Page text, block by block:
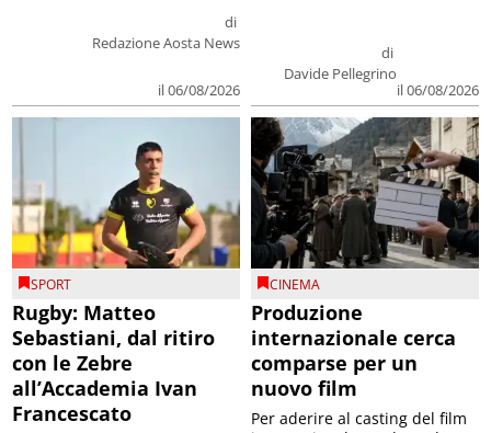
di
Redazione Aosta News
il 06/08/2026
di
Davide Pellegrino
il 06/08/2026
SPORT
Rugby: Matteo
Sebastiani, dal ritiro
con le Zebre
all’Accademia Ivan
Francescato
CINEMA
Produzione
internazionale cerca
comparse per un
nuovo film
Per aderire al casting del film